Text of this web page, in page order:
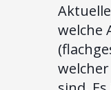
welche